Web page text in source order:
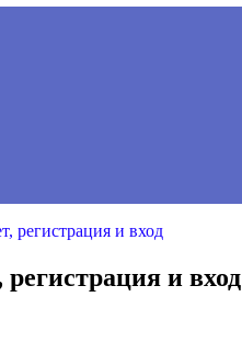
регистрация и вход
и вход